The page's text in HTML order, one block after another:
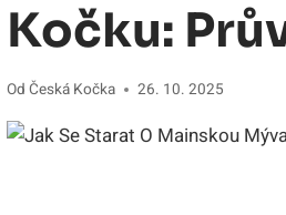
Kočku:
Od Česká Kočka 26. 10. 2025